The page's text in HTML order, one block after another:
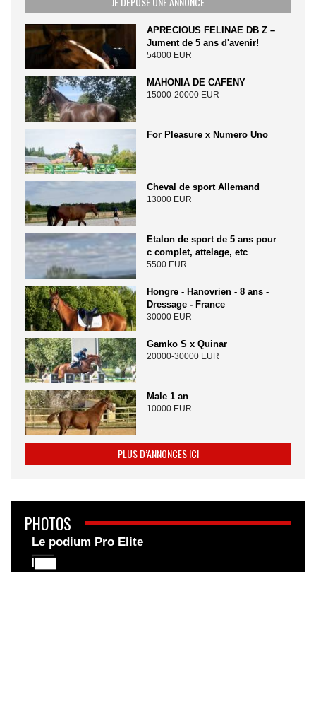
APRECIOUS FELINAE DB Z –
Jument de 5 ans d'avenir!
54000 EUR
MAHONIA DE CAFENY
15000-20000 EUR
For Pleasure x Numero Uno
Cheval de sport Allemand
13000 EUR
Etalon de sport de 5 ans pour
c complet, attelage, etc
5500 EUR
Hongre - Hanovrien - 8 ans -
Dressage - France
30000 EUR
Gamko S x Quinar
20000-30000 EUR
Male 1 an
10000 EUR
PLUS D’ANNONCES ICI
PHOTOS
Le podium Pro Elite